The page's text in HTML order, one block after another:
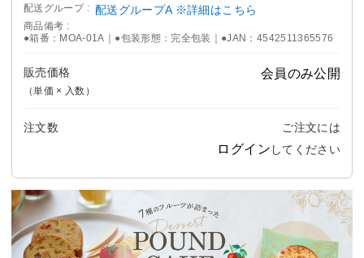
配送グループ
配送グループA ※詳細はこちら
商品備考
●箱番：MOA-01A｜●包装形態：完全包装｜●JAN：4542511365576
販売価格
（単価 × 入数）
会員のみ公開
注文数 ご注文には
ログイン してください